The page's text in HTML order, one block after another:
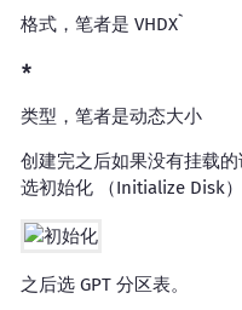
格式，笔者是 VHDX`
类型，笔者是动态大小
创建完之后如果没有挂载
选初始化 （Initialize Disk）
之后选 GPT 分区表。